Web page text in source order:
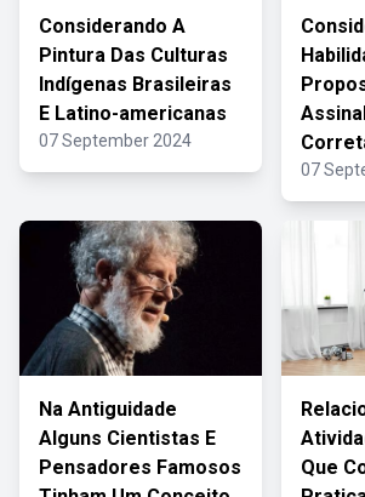
Considerando A
Pintura Das Culturas
Indígenas Brasileiras
E Latino-americanas
07 September 2024
07
Na Antiguidade
Alguns Cientistas E
Pensadores Famosos
Que